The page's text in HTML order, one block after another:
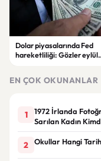
Dolar piyasalarında Fed
hareketliliği: Gözler eylül
EN ÇOK OKUNANLAR
1
1972 İrlanda
Sarılan Kadın
2 Okullar Hangi